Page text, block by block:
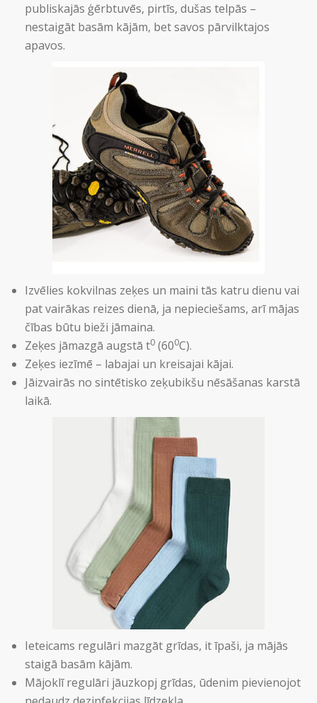
publiskajās ģērbtuvēs, pirtīs, dušas telpās –
nestaigāt basām kājām, bet savos pārvilktajos
apavos.
Izvēlies kokvilnas zeķes un maini tās katru dienu vai
pat vairākas reizes dienā, ja nepieciešams, arī mājas
čības būtu bieži jāmaina.
Zeķes jāmazgā augstā t0 (600C).
Zeķes iezīmē – labajai un kreisajai kājai.
Jāizvairās no sintētisko zeķubikšu nēsāšanas karstā
laikā.
Ieteicams regulāri mazgāt grīdas, it īpaši, ja mājās
staigā basām kājām.
Mājoklī regulāri jāuzkopj grīdas, ūdenim pievienojot